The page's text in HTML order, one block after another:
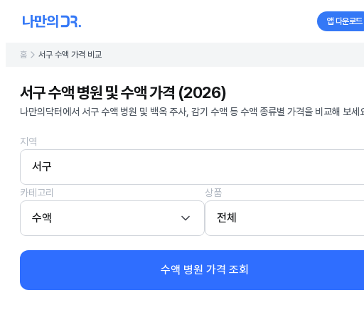
앱 다운로드
홈 서구 수액 가격 비교
서구 수액 병원 및 수액 가격 (2026)
나만의닥터에서 서구 수액 병원 및 백옥 주사, 감기 수액 등 수액 종류별 가격을 비교해 보세
지역
서구
카테고리
수액
상품
전체
수액 병원 가격 조회